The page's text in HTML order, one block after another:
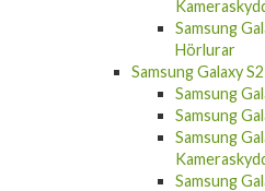
Samsung
Hörlurar
Samsung Galaxy
Samsung
Samsung
Samsung
Samsung